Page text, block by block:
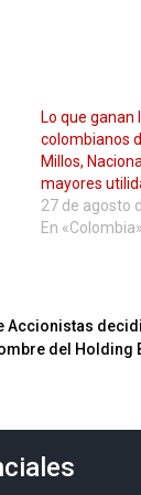
Lo que ganan
colombianos
Millos,
mayores
27 de agosto
En «Colombia»
Accionistas
del Holding